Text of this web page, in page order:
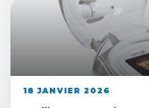
18 JANVIER 2026